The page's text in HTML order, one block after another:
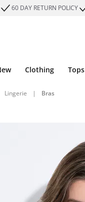
60 DAY RETURN POLICY
Clothing Tops
Lingerie | Bras